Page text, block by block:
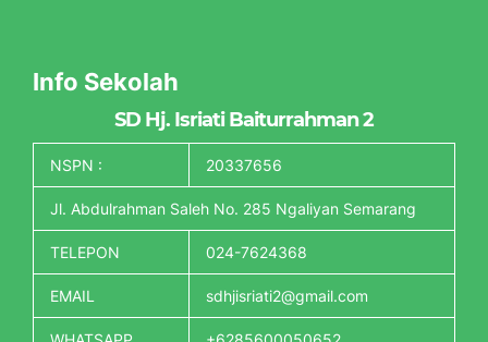
Info Sekolah
SD Hj. Isriati Baiturrahman 2
NSPN : 20337656
Jl. Abdulrahman Saleh No. 285 Ngaliyan Semarang
TELEPON 024-7624368
EMAIL sdhjisriati2@gmail.com